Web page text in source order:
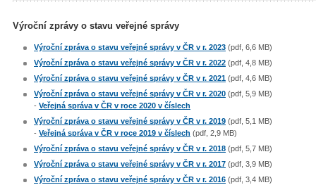
Výroční zprávy o stavu veřejné správy
Výroční zpráva o stavu veřejné správy v ČR v r. 2023 (pdf, 6,6 MB)
Výroční zpráva o stavu veřejné správy v ČR v r. 2022 (pdf, 4,8 MB)
Výroční zpráva o stavu veřejné správy v ČR v r. 2021 (pdf, 4,6 MB)
Výroční zpráva o stavu veřejné správy v ČR v r. 2020 (pdf, 5,9 MB)
- Veřejná správa v ČR v roce 2020 v číslech
Výroční zpráva o stavu veřejné správy v ČR v r. 2019 (pdf, 5,1 MB)
- Veřejná správa v ČR v roce 2019 v číslech (pdf, 2,9 MB)
Výroční zpráva o stavu veřejné správy v ČR v r. 2018 (pdf, 5,7 MB)
Výroční zpráva o stavu veřejné správy v ČR v r. 2017 (pdf, 3,9 MB)
Výroční zpráva o stavu veřejné správy v ČR v r. 2016 (pdf, 3,4 MB)